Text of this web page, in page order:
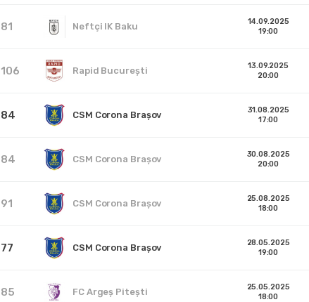
81 Neftçi IK Baku
14.09.2025
19:00
106 Rapid București
13.09.2025
20:00
84 CSM Corona Braşov
31.08.2025
17:00
84 CSM Corona Braşov
30.08.2025
20:00
91 CSM Corona Braşov
25.08.2025
18:00
77 CSM Corona Braşov
28.05.2025
19:00
85 FC Argeș Pitești
25.05.2025
18:00